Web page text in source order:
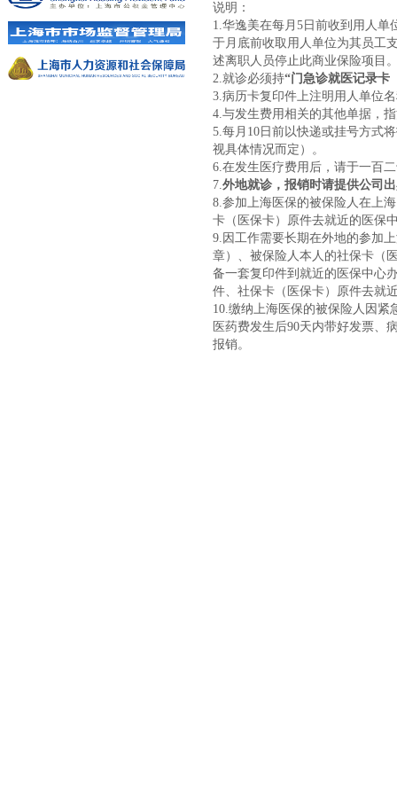
说明：
1.华逸美在每月5日前收到用人
于月底前收取用人单位为其员工
述离职人员停止此商业保险项目
2.就诊必须持“门急诊就医记录卡
3.病历卡复印件上注明用人单位
4.与发生费用相关的其他单据，
5.每月10日前以快递或挂号方式
视具体情况而定）。
6.在发生医疗费用后，请于一百
7.外地就诊，报销时请提供公司
8.参加上海医保的被保险人在上
卡（医保卡）原件去就近的医保
9.因工作需要长期在外地的参加
章）、被保险人本人的社保卡（
备一套复印件到就近的医保中心
件、社保卡（医保卡）原件去就
10.缴纳上海医保的被保险人因
医药费发生后90天内带好发票、
报销。